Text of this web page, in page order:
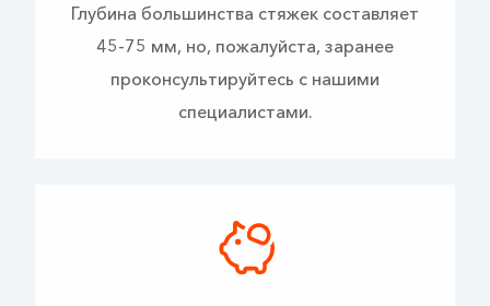
Глубина большинства стяжек составляет
45-75 мм, но, пожалуйста, заранее
проконсультируйтесь с нашими
специалистами.